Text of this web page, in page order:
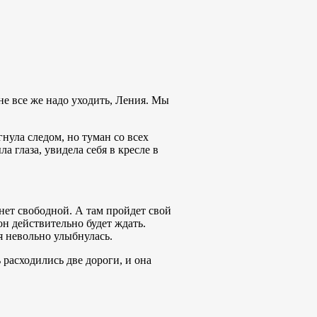
все же надо уходить, Ления. Мы
следом, но туман со всех
глаза, увидела себя в кресле в
свободной. А там пройдет свой
действительно будет ждать.
улыбнулась.
две дороги, и она